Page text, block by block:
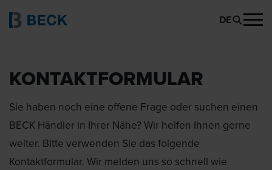
DE
KONTAKTFORMULAR
Sie haben noch eine offene Frage oder suchen einen
BECK Händler in Ihrer Nähe? Wir helfen Ihnen gerne
weiter. Bitte verwenden Sie das folgende
Kontaktformular. Wir melden uns so schnell wie